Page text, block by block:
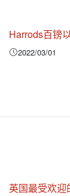
Harrods百镑
2022/03/01
英国最受欢